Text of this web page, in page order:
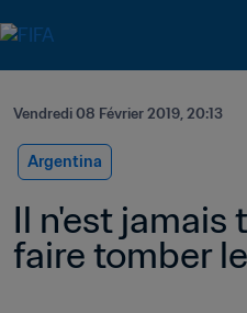
Vendredi 08 Février 2019, 20:13
Argentina
Il n'est
faire tomber